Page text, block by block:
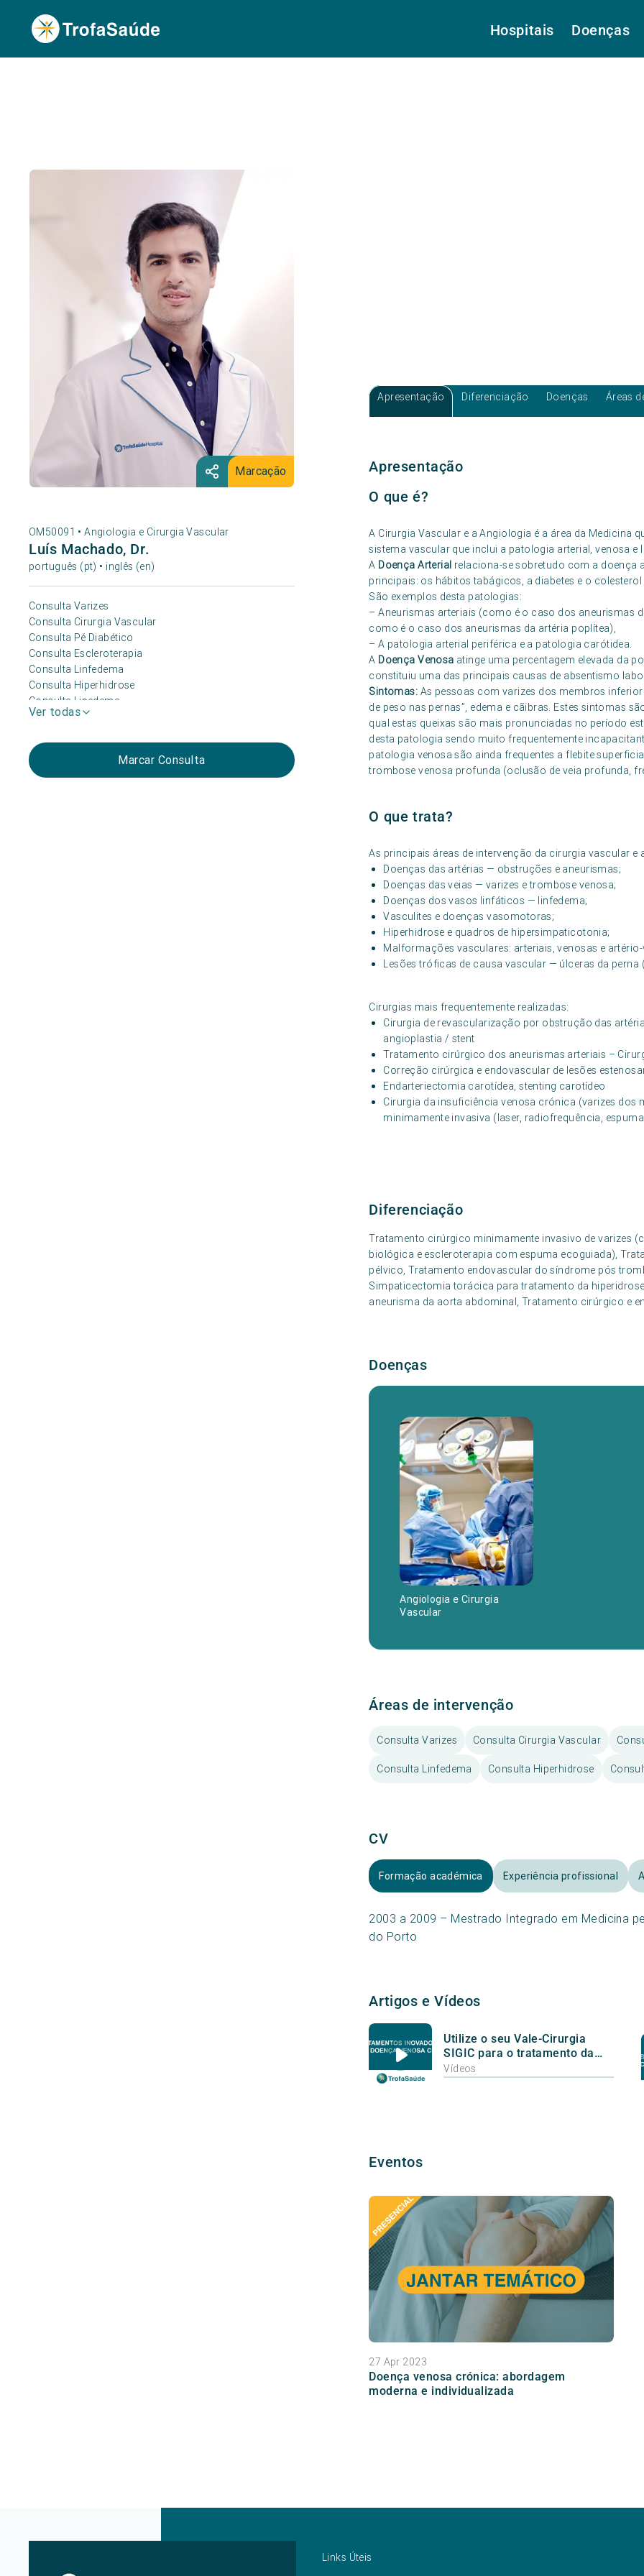
Hospitais Doenças
Marcação
OM50091 •Angiologia e Cirurgia Vascular
Luís Machado, Dr.
português (pt) • inglês (en)
Consulta Varizes
Consulta Cirurgia Vascular
Consulta Pé Diabético
Consulta Escleroterapia
Consulta Linfedema
Consulta Hiperhidrose
Consulta Lipedema
Ver todas
Marcar Consulta
Apresentação Diferenciação Doenças Áreas
Apresentação
O que é?
A Cirurgia Vascular e a Angiologia é a área da Medicina
sistema vascular que inclui a patologia arterial, venosa e
A Doença Arterial relaciona-se sobretudo com a
principais: os hábitos tabágicos, a diabetes e o colesterol
São exemplos desta patologias:
– Aneurismas arteriais (como é o caso dos aneurismas
como é o caso dos aneurismas da artéria poplítea),
– A patologia arterial periférica e a patologia carótidea.
A Doença Venosa atinge uma percentagem elevada da
constituiu uma das principais causas de absentismo
Sintomas: As pessoas com varizes dos membros
de peso nas pernas”, edema e cãibras. Estes sintomas
qual estas queixas são mais pronunciadas no período
desta patologia sendo muito frequentemente
patologia venosa são ainda frequentes a flebite
trombose venosa profunda (oclusão de veia profunda,
O que trata?
As principais áreas de intervenção da cirurgia vascular e
Doenças das artérias — obstruções e aneurismas;
Doenças das veias — varizes e trombose venosa;
Doenças dos vasos linfáticos — linfedema;
Vasculites e doenças vasomotoras;
Hiperhidrose e quadros de hipersimpaticotonia;
Malformações vasculares: arteriais, venosas e
Lesões tróficas de causa vascular — úlceras da
Cirurgias mais frequentemente realizadas:
Cirurgia de revascularização por obstrução das
angioplastia / stent
Tratamento cirúrgico dos aneurismas arteriais –
Correção cirúrgica e endovascular de lesões
Endarteriectomia carotídea, stenting carotídeo
Cirurgia da insuficiência venosa crónica (varizes
minimamente invasiva (laser, radiofrequência,
Diferenciação
Tratamento cirúrgico minimamente invasivo de varizes
biológica e escleroterapia com espuma ecoguiada),
pélvico, Tratamento endovascular do síndrome pós
Simpaticectomia torácica para tratamento da
aneurisma da aorta abdominal, Tratamento cirúrgico e
Doenças
Angiologia e Cirurgia
Vascular
Áreas de intervenção
Consulta Varizes Consulta Cirurgia Vascular
Consulta Linfedema Consulta Hiperhidrose
CV
Formação académica Experiência profissional
2003 a 2009 – Mestrado Integrado em Medicina
do Porto
Artigos e Vídeos
Utilize o seu Vale-Cirurgia
SIGIC para o tratamento da
Doença Venosa Crónica
Vídeos
Eventos
27 Apr 2023
Doença venosa crónica: abordagem
moderna e individualizada
Links Úteis